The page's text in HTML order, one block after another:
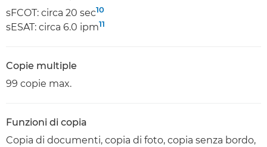
sFCOT: circa 20 sec10
sESAT: circa 6.0 ipm11
Copie multiple
99 copie max.
Funzioni di copia
Copia di documenti, copia di foto, copia senza bordo,